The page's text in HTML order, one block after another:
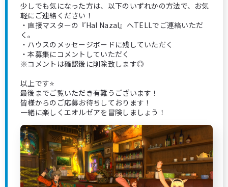
少しでも気になった方は、以下のいずれかの方法で、お気
軽にご連絡ください！
・直接マスターの『Hal Nazal』へTELLでご連絡いただ
く。
・ハウスのメッセージボードに残していただく
・本募集にコメントしていただく
※コメントは確認後に削除致します◎
以上です⭐️
最後までご覧いただき有難うございます！
皆様からのご応募お待ちしております！
一緒に楽しくエオルゼアを冒険しましょう！